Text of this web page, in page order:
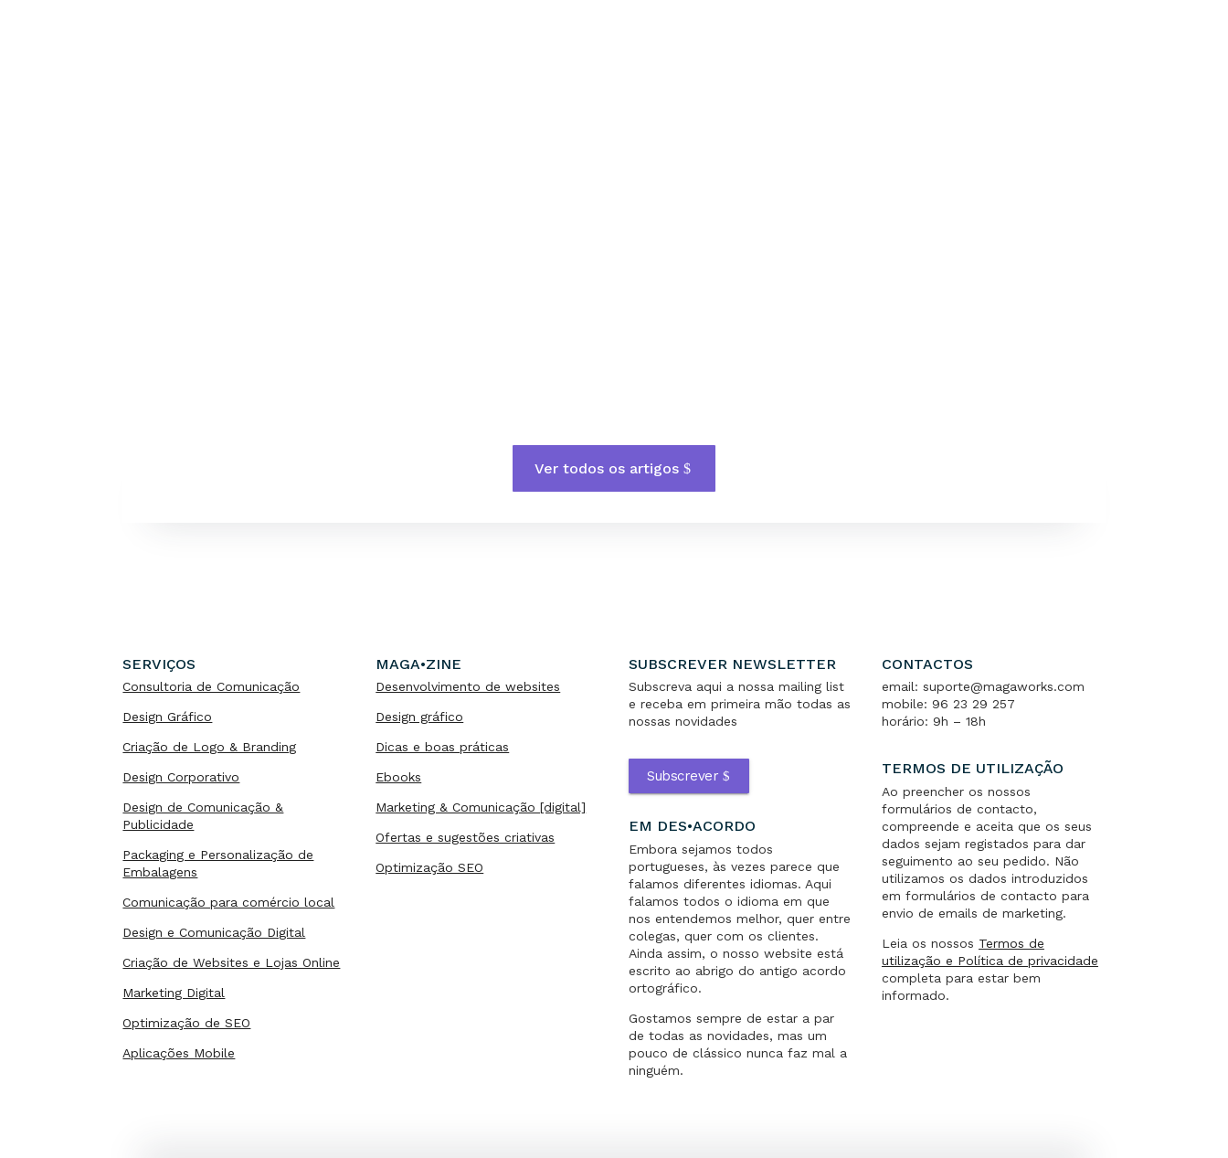
Ver todos os artigos
SERVIÇOS
Consultoria de Comunicação
Design Gráfico
Criação de Logo & Branding
Design Corporativo
Design de Comunicação &
Publicidade
Packaging e Personalização de
Embalagens
Comunicação para comércio local
Design e Comunicação Digital
Criação de Websites e Lojas Online
Marketing Digital
Optimização de SEO
Aplicações Mobile
MAGA•ZINE
Desenvolvimento de websites
Design gráfico
Dicas e boas práticas
Ebooks
Marketing & Comunicação [digital]
Ofertas e sugestões criativas
Optimização SEO
SUBSCREVER NEWSLETTER
Subscreva aqui a nossa mailing list
e receba em primeira mão todas as
nossas novidades
Subscrever
EM DES•ACORDO
Embora sejamos todos
portugueses, às vezes parece que
falamos diferentes idiomas. Aqui
falamos todos o idioma em que
nos entendemos melhor, quer entre
colegas, quer com os clientes.
Ainda assim, o nosso website está
escrito ao abrigo do antigo acordo
ortográfico.
Gostamos sempre de estar a par
de todas as novidades, mas um
pouco de clássico nunca faz mal a
ninguém.
CONTACTOS
email: suporte@magaworks.com
mobile: 96 23 29 257
horário: 9h – 18h
TERMOS DE UTILIZAÇÃO
Ao preencher os nossos
formulários de contacto,
compreende e aceita que os seus
dados sejam registados para dar
seguimento ao seu pedido. Não
utilizamos os dados introduzidos
em formulários de contacto para
envio de emails de marketing.
Leia os nossos Termos de
utilização e Política de privacidade
completa para estar bem
informado.